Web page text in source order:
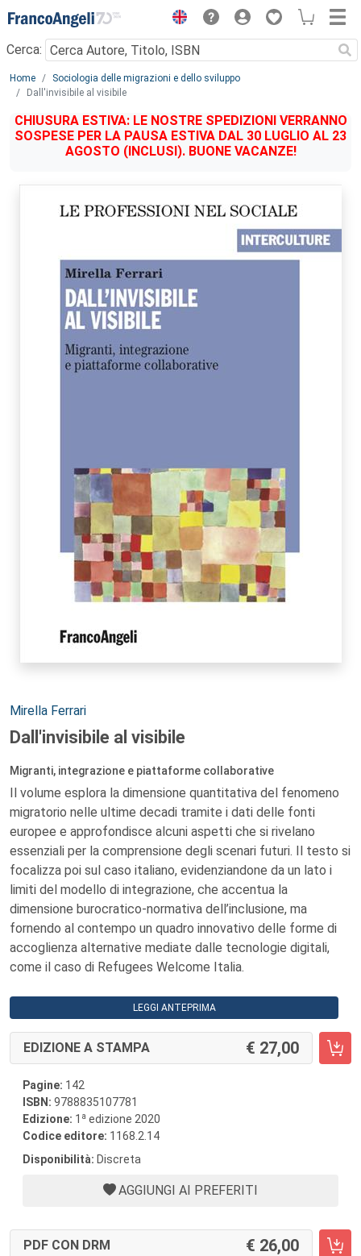
Menu
Cerca:
Main content
Home
Sociologia delle migrazioni e dello sviluppo
Dall'invisibile al visibile
CHIUSURA ESTIVA: LE NOSTRE SPEDIZIONI VERRANNO
SOSPESE PER LA PAUSA ESTIVA DAL 30 LUGLIO AL 23
AGOSTO (INCLUSI). BUONE VACANZE!
Autori:
Mirella Ferrari
Dall'invisibile al visibile
Migranti, integrazione e piattaforme collaborative
Il volume esplora la dimensione quantitativa del fenomeno
migratorio nelle ultime decadi tramite i dati delle fonti
europee e approfondisce alcuni aspetti che si rivelano
essenziali per la comprensione degli scenari futuri. Il testo si
focalizza poi sul caso italiano, evidenziandone da un lato i
limiti del modello di integrazione, che accentua la
dimensione burocratico-normativa dell’inclusione, ma
fornendo al contempo un quadro innovativo delle forme di
accoglienza alternative mediate dalle tecnologie digitali,
come il caso di Refugees Welcome Italia.
LEGGI ANTEPRIMA
EDIZIONE A STAMPA 27,00
Pagine: 142
ISBN: 9788835107781
Edizione: 1 a edizione 2020
Codice editore: 1168.2.14
Disponibilità: Discreta
AGGIUNGI AI PREFERITI
PDF CON DRM 26,00